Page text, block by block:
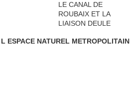
ESPACE NATUREL METROPOLITAIN